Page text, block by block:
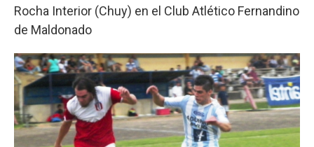
Rocha Interior (Chuy) en el Club Atlético Fernandino
de Maldonado